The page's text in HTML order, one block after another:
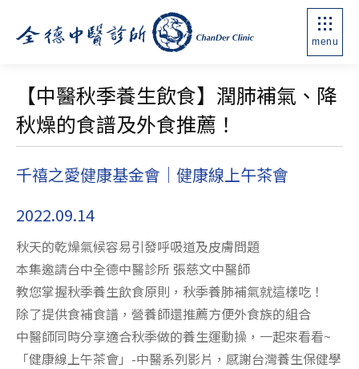
menu
【中醫秋季養生飲食】潤肺補氣、降
秋燥的食譜及外食推薦！
千禧之愛健康基金會｜健康線上午茶會
2022.09.14
秋天的乾燥氣候容易引發呼吸道及皮膚問題
本集邀請台中全德中醫診所 張慈文中醫師
教您掌握秋季養生飲食原則，秋季養肺補氣就這樣吃！
除了提供食補食譜，營養師還推薦方便外食族的組合
中醫師同時分享適合秋季做的養生運動操，一起來看看~
「健康線上午茶會」-中醫系列影片，感謝台灣養生保健學